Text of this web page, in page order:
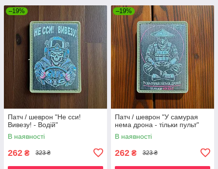
–19%
Патч / шеврон "Не сси!
Вивезу! - Водій"
В наявності
262 ₴ 323 ₴
–19%
Патч / шеврон "У самурая
нема дрона - тільки пульт"
В наявності
262 ₴ 323 ₴